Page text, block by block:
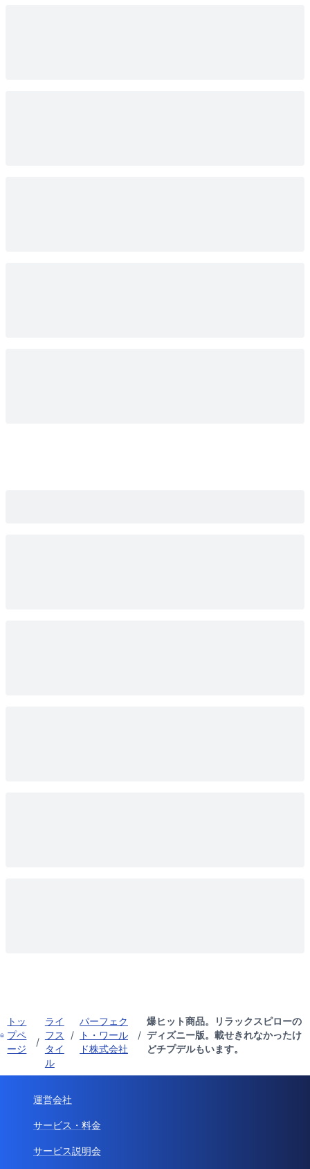
トッ
プペ
ージ
/
ライ
フス
タイ
ル
/
パーフェク
ト・ワール
ド株式会社
/
爆ヒット商品。リラックスピローの
ディズニー版。載せきれなかったけ
どチプデルもいます。
運営会社
サービス・料金
サービス説明会